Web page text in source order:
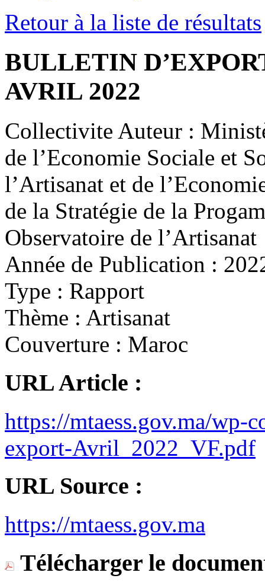
Retour à la liste de résultats
BULLETIN
AVRIL 2022
Collectivite Auteur :
de l’Economie Sociale et
l’Artisanat et de
de la Stratégie de la
Observatoire de l’Artisanat
Année de Publication :
Type : Rapport
Thème : Artisanat
Couverture : Maroc
URL Article :
https://mtaess.gov.ma/wp-
export-Avril_2022_VF.pdf
URL Source :
https://mtaess.gov.ma
Télécharger le